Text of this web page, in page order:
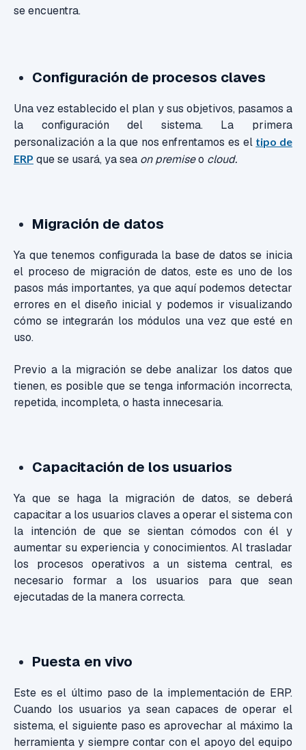
se encuentra.
Configuración de procesos claves
Una vez establecido el plan y sus objetivos, pasamos a
la configuración del sistema. La primera
personalización a la que nos enfrentamos es el tipo de
ERP que se usará, ya sea on premiseo cloud.
Migración de datos
Ya que tenemos configurada la base de datos se inicia
el proceso de migración de datos, este es uno de los
pasos más importantes, ya que aquí podemos detectar
errores en el diseño inicial y podemos ir visualizando
cómo se integrarán los módulos una vez que esté en
uso.
Previo a la migración se debe analizar los datos que
tienen, es posible que se tenga información incorrecta,
repetida, incompleta, o hasta innecesaria.
Capacitación de los usuarios
Ya que se haga la migración de datos, se deberá
capacitar a los usuarios claves a operar el sistema con
la intención de que se sientan cómodos con él y
aumentar su experiencia y conocimientos. Al trasladar
los procesos operativos a un sistema central, es
necesario formar a los usuarios para que sean
ejecutadas de la manera correcta.
Puesta en vivo
Este es el último paso de la implementación de ERP.
Cuando los usuarios ya sean capaces de operar el
sistema, el siguiente paso es aprovechar al máximo la
herramienta y siempre contar con el apoyo del equipo